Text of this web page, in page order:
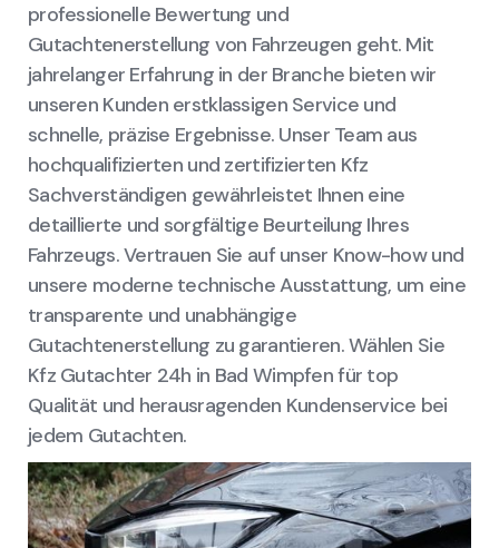
professionelle Bewertung und
Gutachtenerstellung von Fahrzeugen geht. Mit
jahrelanger Erfahrung in der Branche bieten wir
unseren Kunden erstklassigen Service und
schnelle, präzise Ergebnisse. Unser Team aus
hochqualifizierten und zertifizierten Kfz
Sachverständigen gewährleistet Ihnen eine
detaillierte und sorgfältige Beurteilung Ihres
Fahrzeugs. Vertrauen Sie auf unser Know-how und
unsere moderne technische Ausstattung, um eine
transparente und unabhängige
Gutachtenerstellung zu garantieren. Wählen Sie
Kfz Gutachter 24h in Bad Wimpfen für top
Qualität und herausragenden Kundenservice bei
jedem Gutachten.